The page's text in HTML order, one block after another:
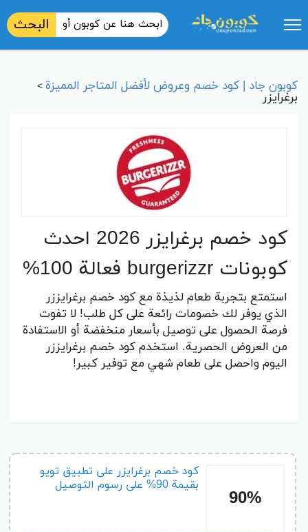
البحث
كوبون جاد | كود خصم وعروض لأفضل المتاجر المميزة >
برغرايزر
كود خصم برغرايزر 2026 احدث
كوبونات burgerizzr فعالة 100%
استمتع بتجربة طعام لذيذة مع كود خصم برغرايززر
الذي يوفر لك خصومات رائعة على كل طلب! لا تفوت
فرصة الحصول على توصيل بأسعار منخفضة أو الاستفادة
من العروض الحصرية. استخدم كود خصم برغرايززر
اليوم واحصل على طعام شهي مع توفير كبير!
90%
كود خصم برغرايزر على تطبيق تويو
بقيمة 90% على رسوم التوصيل